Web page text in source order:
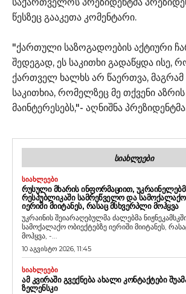
წესზეც გააკეთა კომენტარი.
"ქართული საზოგადოების აქტიური
შედეგად, ეს საკითხი გადაწყდა ისე,
ქართველ ხალხს არ წაერთვა, მაგრამ
საკითხია, რომელზეც მე თქვენი
მაინტერესებს,"- აღნიშნა
ᲡᲘᲐᲮᲚᲔᲔᲑᲘ
ᲡᲘᲐᲮᲚᲔᲔᲑᲘ
ᲠᲣᲡᲣᲚᲘ ᲛᲮᲐᲠᲘᲡ ᲘᲜᲤᲝᲠᲛᲐᲪᲘᲘᲗ,
ᲠᲔᲡᲞᲣᲑᲚᲘᲙᲐᲨᲘ ᲡᲐᲛᲠᲔᲬᲕᲔᲚᲝ ᲓᲐ ᲡᲐᲛᲝᲥᲐᲚᲐᲥᲝ
ᲘᲔᲠᲘᲨᲘ ᲛᲘᲘᲢᲐᲜᲔᲡ, ᲠᲐᲡᲐᲪ ᲛᲡᲮᲕᲔᲠᲞᲚᲘ ᲛᲝᲰᲧᲕᲐ
უკრაინის შეიარაღებულმა ძალებმა
სამოქალაქო ობიექტებზე იერიში მიიტანეს,
მოჰყვა, -...
10 აგვისტო 2026, 11:45
ᲡᲘᲐᲮᲚᲔᲔᲑᲘ
ᲐᲛ ᲙᲕᲘᲠᲐᲨᲘ ᲒᲕᲔᲥᲜᲔᲑᲐ ᲐᲮᲐᲚᲘ ᲙᲝᲜᲢᲐᲥᲢᲔᲑᲘ
ᲖᲔᲚᲔᲜᲡᲙᲘ